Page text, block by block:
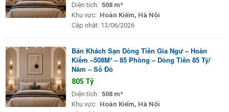
Diện tích: 508 m²
Khu vực: Hoàn Kiếm, Hà Nội
Cập nhật: 13/06/2026
Bán Khách Sạn Dòng Tiền Gia Ngư – Hoàn
Kiếm –508M² – 85 Phòng – Dòng Tiền 85 Tỷ/
Năm – Sổ Đỏ
805 Tỷ
Diện tích: 508 m²
Khu vực: Hoàn Kiếm, Hà Nội